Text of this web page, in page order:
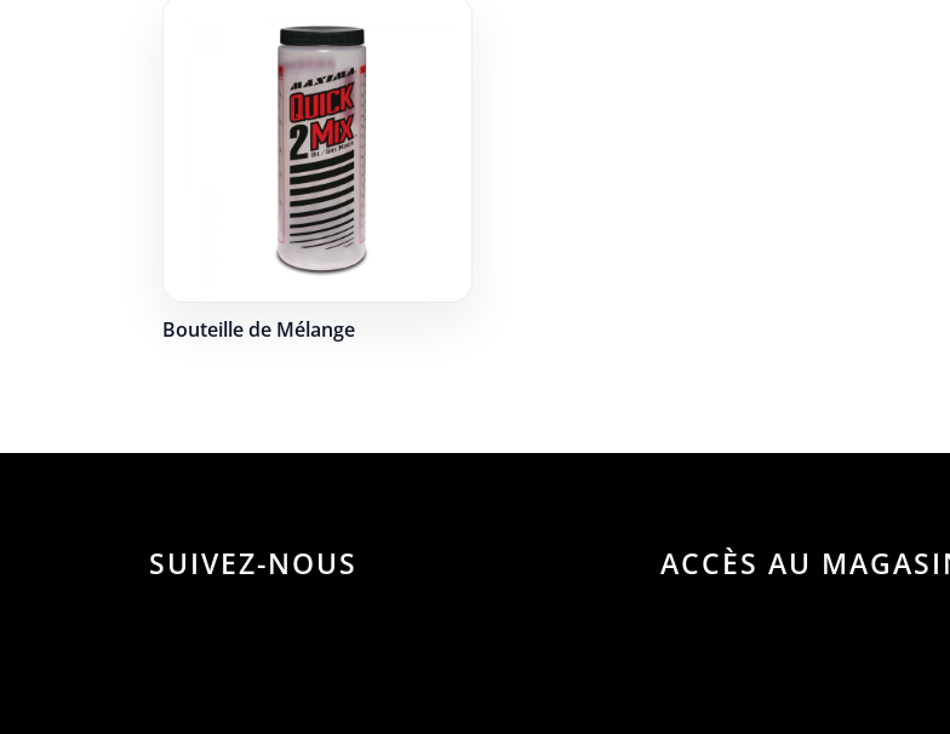
Bouteille de Mélange
SUIVEZ-NOUS ACCÈS AU